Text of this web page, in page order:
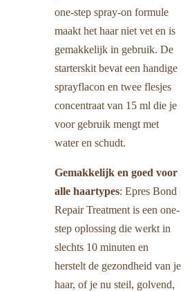
one-step spray-on formule
maakt het haar niet vet en is
gemakkelijk in gebruik. De
starterskit bevat een handige
sprayflacon en twee flesjes
concentraat van 15 ml die je
voor gebruik mengt met
water en schudt.
Gemakkelijk en goed voor
alle haartypes: Epres Bond
Repair Treatment is een one-
step oplossing die werkt in
slechts 10 minuten en
herstelt de gezondheid van je
haar, of je nu steil, golvend,